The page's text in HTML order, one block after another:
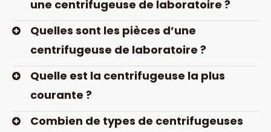
une centrifugeuse de laboratoire ?
Quelles sont les pièces d’une
centrifugeuse de laboratoire ?
Quelle est la centrifugeuse la plus
courante ?
Combien de types de centrifugeuses